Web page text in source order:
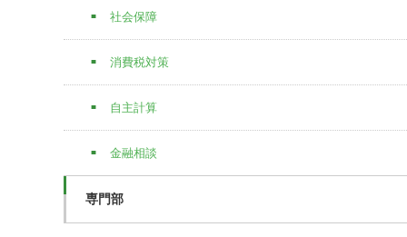
社会保障
消費税対策
自主計算
金融相談
専門部